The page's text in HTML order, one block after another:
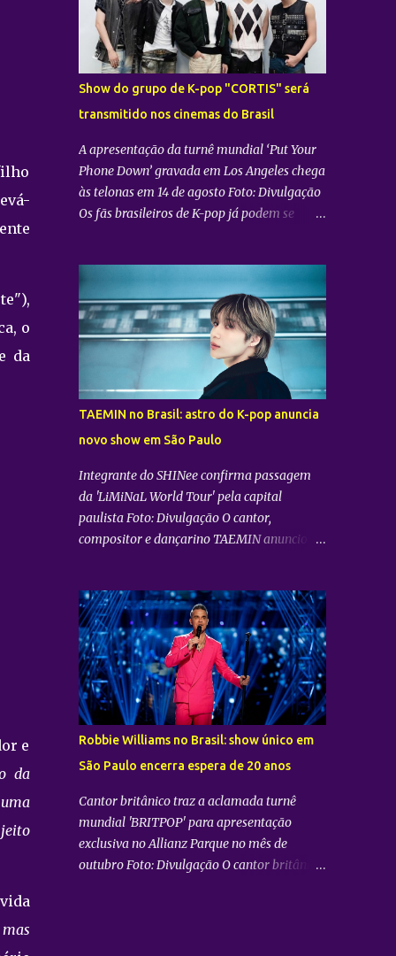
o
da
e
da
Show do grupo de K-pop "CORTIS" será
transmitido nos cinemas do Brasil
A apresentação da turnê mundial ‘Put Your
Phone Down’ gravada em Los Angeles chega
às telonas em 14 de agosto Foto: Divulgação
Os fãs brasileiros de K-pop já podem se
"2026 CORTIS TOUR IN LA: LIVE VIEWING"
nas telonas do Brasil. A exibição trará a
transmissão ao vivo do show do grupo sul-
coreano CORTIS , realizado diretamente do
YouTube Theater , na cidade de Los Angeles
(EUA). O objetivo da ação é proporcionar ao
público uma vivência cinematográfica com
som e imagem de alta qualidade,
conectando os fãs de todo o mundo à
energia da primeira turnê mundial do
quinteto. Produzido pela gigante do
entretenimento asiático HYBE e distribuído
oficialmente como COERS — para o centro
da apresentação. Como um bônus especial
para as sessões nos cine...
TAEMIN no Brasil: astro do K-pop anuncia
novo show em São Paulo
Integrante do SHINee confirma passagem
da 'LiMiNaL World Tour' pela capital
paulista Foto: Divulgação O cantor,
compositor e dançarino TAEMIN anunciou
trará a tão aguardada “LiMiNaL World
Tour” para uma apresentação na cidade de
São Paulo: 08 de novembro, no Vibra SP.
Batizada oficialmente como “2026-27
TAEMIN WORLD TOUR ” , a nova excursão
do astro rodará o mundo com apresentações
distribuídas pela Ásia, América do Norte e
encontro com os fãs brasileiros em São
Paulo, a agenda internacional do artista tem
paradas confirmadas em metrópoles como
Seul, San José, Los Angeles, Las Vegas, Grand
Prairie, Chicago, Newark, Monterrey, Cidade
Robbie Williams no Brasil: show único em
São Paulo encerra espera de 20 anos
Cantor britânico traz a aclamada turnê
mundial 'BRITPOP' para apresentação
exclusiva no Allianz Parque no mês de
outubro Foto: Divulgação O cantor britânico